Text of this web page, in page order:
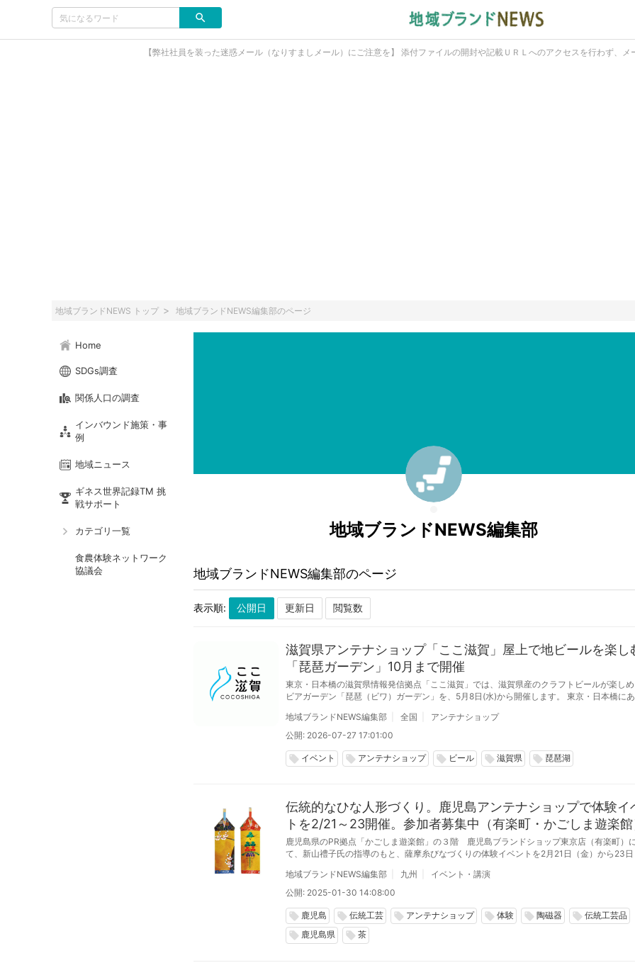
【弊社社員を装った迷惑メール（なりすましメール）にご注意を】 添付ファイルの開封や記載ＵＲＬへのアクセスを行わず、メ
地域ブランドNEWS トップ 地域ブランドNEWS編集部のページ
Home
SDGs調査
関係人口の調査
インバウンド施策・事
例
地域ニュース
ギネス世界記録TM 挑
戦サポート
カテゴリ一覧
食農体験ネットワーク
協議会
地域ブランドNEWS編集部
地域ブランドNEWS編集部のページ
表示順:
滋賀県アンテナショップ「ここ滋賀」屋上で地ビールを楽し
「琵琶ガーデン」10月まで開催
東京・日本橋の滋賀県情報発信拠点「ここ滋賀」では、滋賀県産のクラフトビールが楽し
ビアガーデン「琵琶（ビワ）ガーデン」を、5月8日(水)から開催します。 東京・日本橋にある滋賀
0月31日(木)までの期間、毎週金曜日の17:00から21:00まで開催している。（※雨天中止）
地域ブランドNEWS編集部 全国
アンテナショップ
公開: 2026-07-27 17:01:00
local_offer イベント local_offer アンテナショップ local_offer ビール local_offer 滋賀県 local_offer 琵琶湖
伝統的なひな人形づくり。鹿児島アンテナショップで体験イ
トを2/21～23開催。参加者募集中（有楽町・かごしま遊楽館
鹿児島県のPR拠点「かごしま遊楽館」の３階 鹿児島ブランドショップ東京店（有楽町）
て、新山禮子氏の指導のもと、薩摩糸びなづくりの体験イベントを2月21日（金）から23日
地域ブランドNEWS編集部
九州
イベント・講演
公開: 2025-01-30 14:08:00
local_offer 鹿児島 local_offer 伝統工芸 local_offer アンテナショップ local_offer 体験 local_offer 陶磁器 local_offer 伝統工芸品
local_offer 鹿児島県 local_offer 茶